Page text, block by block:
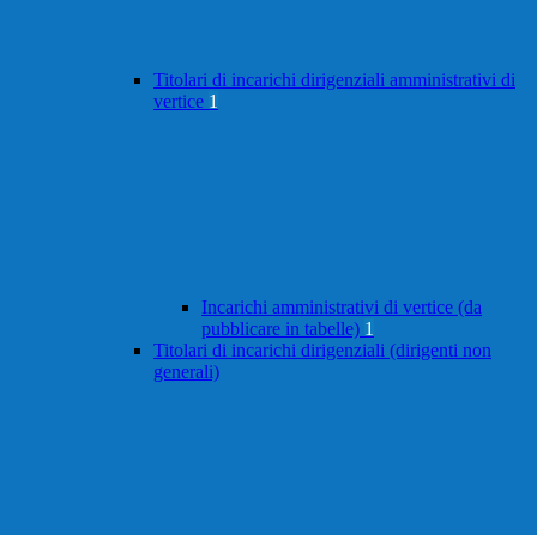
Titolari di incarichi dirigenziali amministrativi di
vertice 1
Incarichi amministrativi di vertice (da
pubblicare in tabelle) 1
Titolari di incarichi dirigenziali (dirigenti non
generali)